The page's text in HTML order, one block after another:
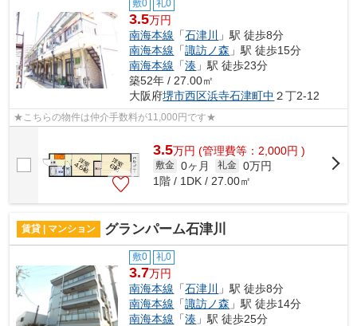
敷0 礼0
3.5万円
南海本線 「石津川
」駅 徒歩8分
南海本線 「諏訪ノ森 」駅 徒歩15分
南海本線 「湊 」駅 徒歩23分
築52年 / 27.00㎡
大阪府堺市西区浜寺石津町中 ２丁2-12
★こちらの物件は仲介手数料が11,000円です★
3.5万円 (管理費等：2,000円 )
敷金 0ヶ月 礼金 0万円
1階 / 1DK / 27.00㎡
賃貸 | マンション グランパーム石津川
敷0 礼0
3.7万円
南海本線 「石津川
」駅 徒歩8分
南海本線 「諏訪ノ森 」駅 徒歩14分
南海本線 「湊 」駅 徒歩25分